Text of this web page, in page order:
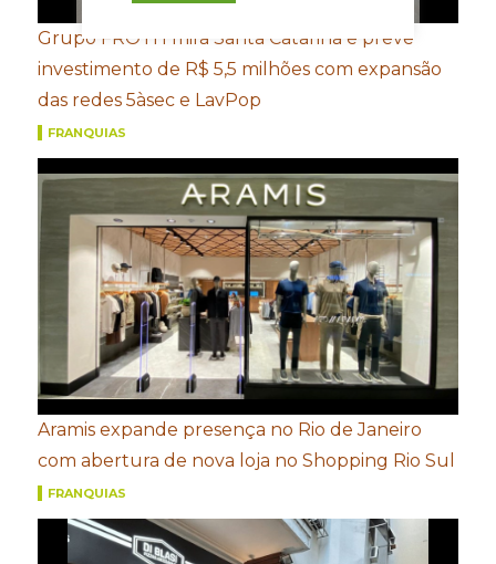
Grupo FROTH mira Santa Catarina e prevê
investimento de R$ 5,5 milhões com expansão
das redes 5àsec e LavPop
FRANQUIAS
Aramis expande presença no Rio de Janeiro
com abertura de nova loja no Shopping Rio Sul
FRANQUIAS